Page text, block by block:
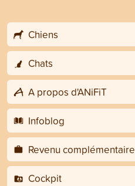
Chiens
Chats
A propos d'ANiFiT
Infoblog
Revenu complémentaire
Cockpit